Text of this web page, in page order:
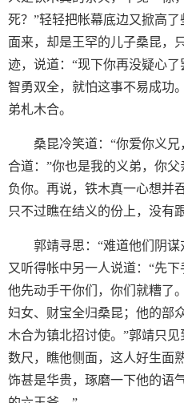
死？”轻轻把帐幕底边又掀高
面来，却是王罕的儿子桑昆，
迹，说道：“现下你再没疑心
智勇双全，就怕这事不易成功
弟札木合。
桑昆冷笑道：“你爱你义
合道：”你也是我的义弟，你
负你。再说，铁木真一心想并
只不过瞧在结义的份上，没有
郭靖寻思：“难道他们阴
又听得帐中另一人说道：“先
他先动手干你们，你们就糟了
妇女、财宝全归桑昆；他的部
木合为镇北招讨使。”郭靖只
数尺，瞧他侧面，这人好生面
饰甚是华贵，琢磨一下他的语